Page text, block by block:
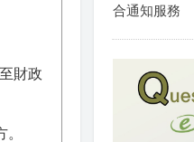
財政
合通知服務